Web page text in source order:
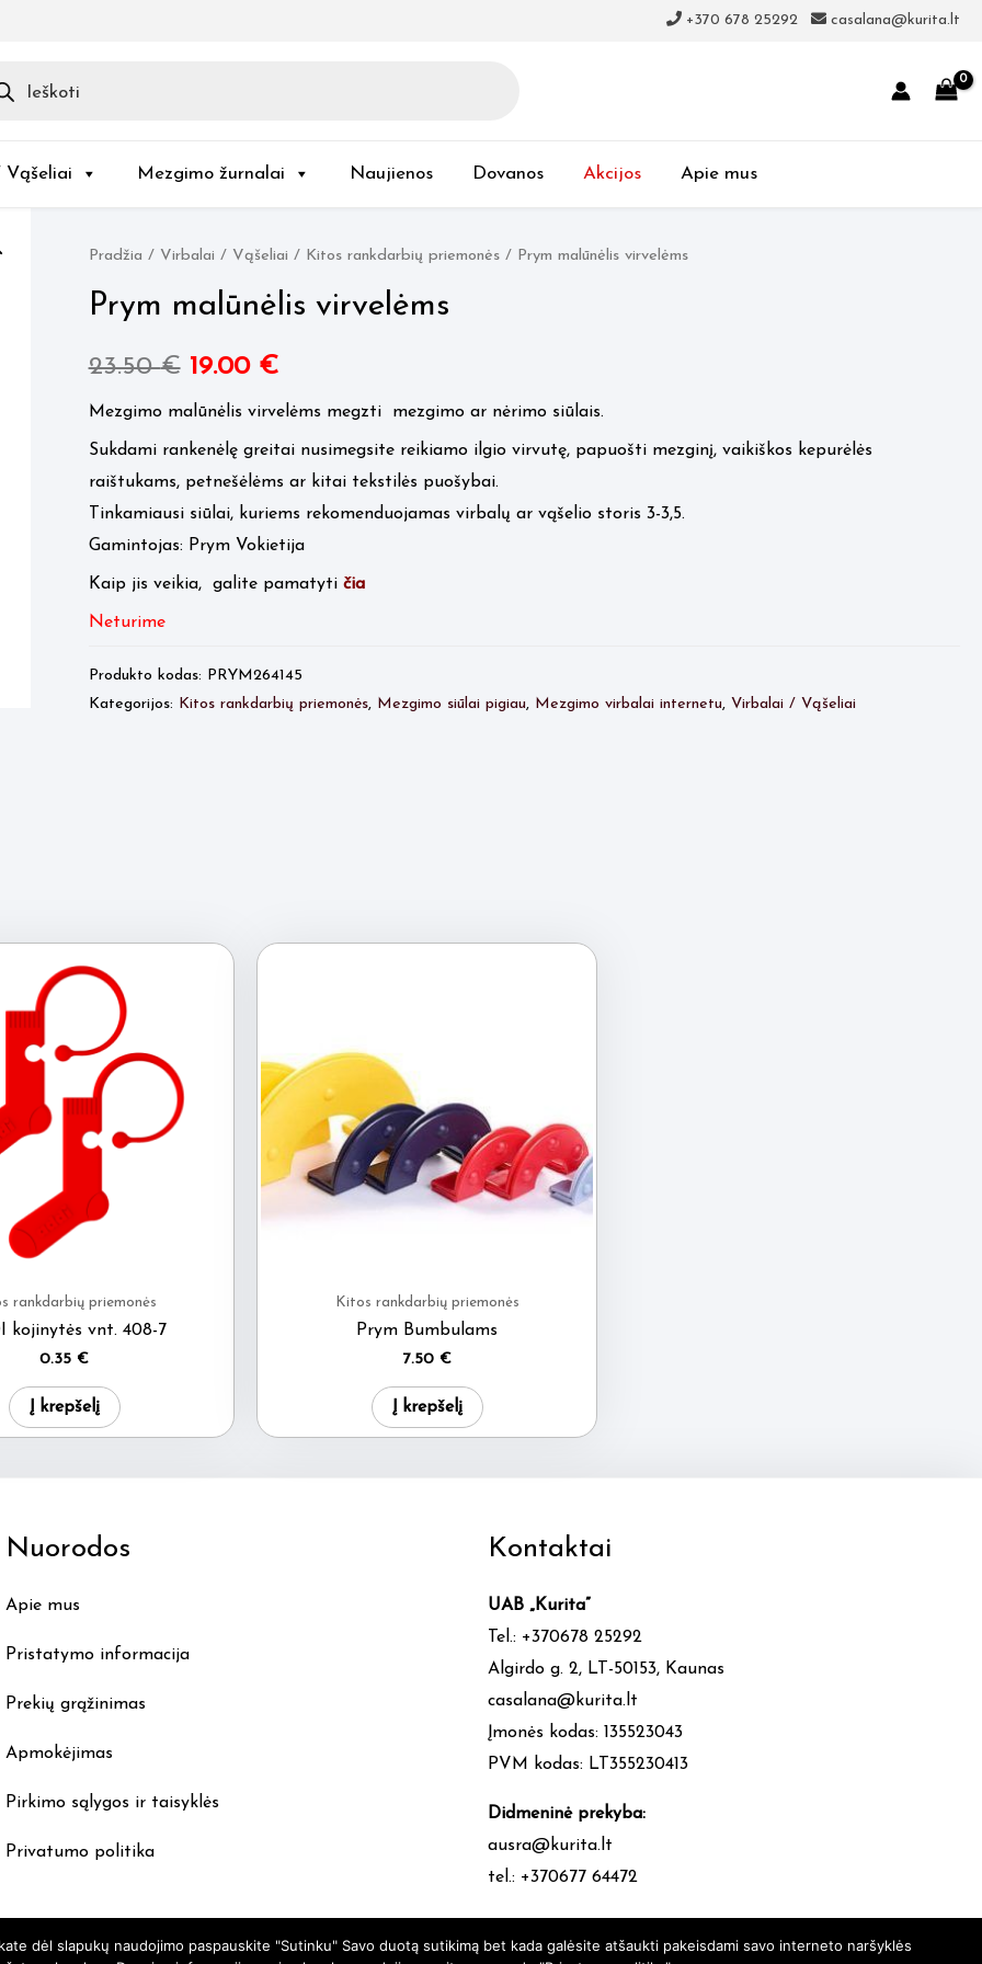
+370 678 25292 casalana@kurita.lt
Mezgimo žurnalai Naujienos Dovanos Akcijos Apie mus
Pradžia / Virbalai / Vąšeliai / Kitos rankdarbių priemonės/ Prym malūnėlis virvelėms
Prym malūnėlis virvelėms
23.50€ Original
price
was:
23.50 €.
19.00 €Current
price
is:
19.00 €.
Mezgimo malūnėlis virvelėms megzti mezgimo ar nėrimo siūlais.
Sukdami rankenėlę greitai nusimegsite reikiamo ilgio virvutę, papuošti mezginį, vaikiškos kepurėlės
raištukams, petnešėlėms ar kitai tekstilės puošybai.
Tinkamiausi siūlai, kuriems rekomenduojamas virbalų ar vąšelio storis 3-3,5.
Gamintojas: Prym Vokietija
Kaip jis veikia, galite pamatyti čia
Neturime
Produkto kodas: PRYM264145
Kategorijos: Kitos rankdarbių priemonės, Mezgimo siūlai pigiau, Mezgimo virbalai internetu, Virbalai / Vąšeliai
rankdarbių priemonės
kojinytės vnt. 408-7
0.35 €
Į krepšelį
Kitos rankdarbių priemonės
Prym Bumbulams
7.50 €
Į krepšelį
Nuorodos
Apie mus
Pristatymo informacija
Prekių grąžinimas
Apmokėjimas
Pirkimo sąlygos ir taisyklės
Privatumo politika
Kontaktai
UAB „Kurita”
Tel.: +370678 25292
Algirdo g. 2, LT-50153, Kaunas
casalana@kurita.lt
Įmonės kodas: 135523043
PVM kodas: LT355230413
Didmeninė prekyba:
ausra@kurita.lt
tel.: +370677 64472
dėl slapukų naudojimo paspauskite "Sutinku" Savo duotą sutikimą bet kada galėsite atšaukti pakeisdami savo interneto naršyklės